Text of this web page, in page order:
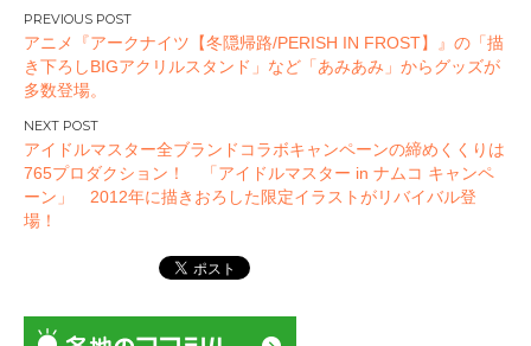
投
稿
ナ
ビ
ゲ
ー
シ
ョ
アニメ『アークナイツ【冬隠帰路/PERISH IN FROST】』の「描
き下ろしBIGアクリルスタンド」など「あみあみ」からグッズが
多数登場。
アイドルマスター全ブランドコラボキャンペーンの締めくくりは
765プロダクション！ 「アイドルマスター in ナムコ キャンペ
ーン」 2012年に描きおろした限定イラストがリバイバル登
場！